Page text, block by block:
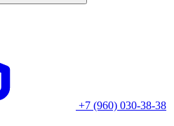
+7 (960) 030-38-38